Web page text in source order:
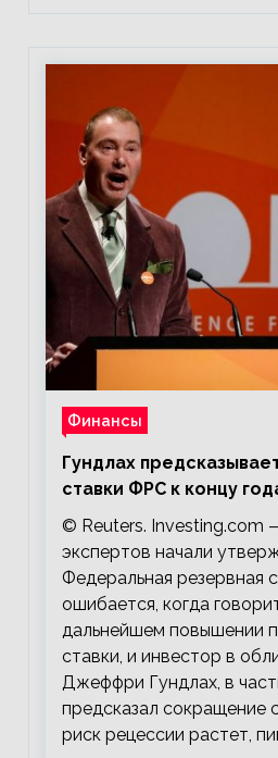
Финансы
Гундлах
ставки ФРС к концу
© Reuters. Investing.com
экспертов начали
Федеральная резервная
ошибается, когда
дальнейшем повышении
ставки, и инвестор в
Джеффри Гундлах, в
предсказал сокращение
риск рецессии растет,